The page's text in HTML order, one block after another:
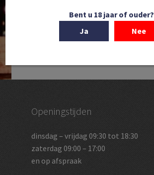
Openingstijden
dinsdag – vrijdag 09:30 tot 18:30
zaterdag 09:00 – 17:00
en op afspraak
Bent u 18 jaar of ouder?
Ja
Nee